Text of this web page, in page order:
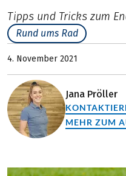
Tipps und Tricks zum
Rund ums Rad
4. November 2021
Jana Pröller
MEHR ZUM